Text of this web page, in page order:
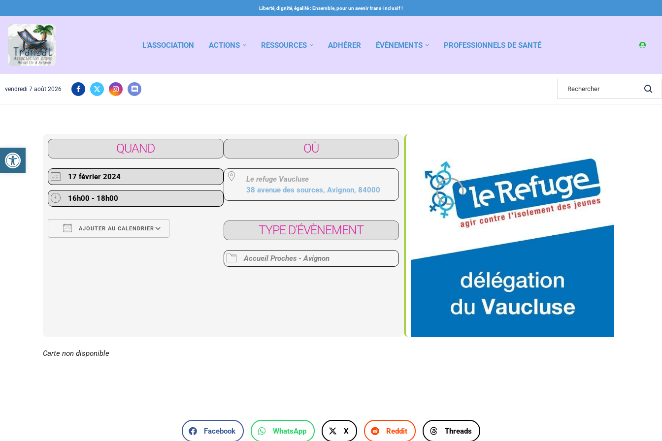
Ouvrir la barre d’outils
Liberté, dignité, égalité : Ensemble, pour un avenir trans-inclusif !
L’ASSOCIATION ACTIONS RESSOURCES ADHÉRER ÉVÈNEMENTS PROFESSIONNELS DE SANTÉ
vendredi 7 août 2026
QUAND
17 février 2024
16h00 - 18h00
AJOUTER AU CALENDRIER
Calendrier Google iCalendar
OÙ
Le refuge Vaucluse
38 avenue des sources, Avignon, 84000
TYPE D’ÉVÈNEMENT
Accueil Proches - Avignon
Carte non disponible
Facebook WhatsApp X Reddit Threads